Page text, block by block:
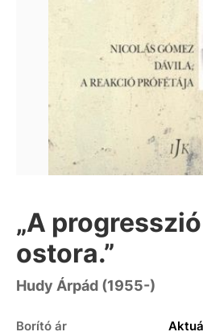
„A
ostora.”
Hudy Árpád (1955-)
Borító ár